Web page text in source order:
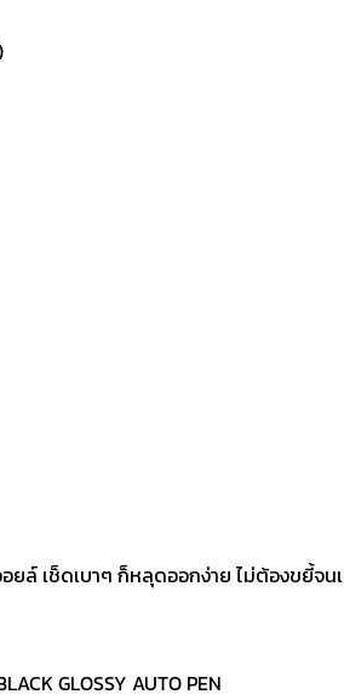
ยล์ เช็ดเบาๆ ก็หลุดออกง่าย ไม่ต้องขยี้จน
GLOSSY AUTO PEN